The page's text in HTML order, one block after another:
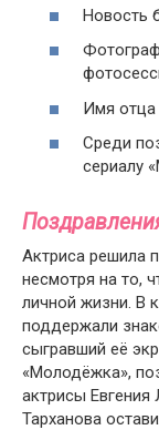
Новость
Имя отца
Среди
сериалу
Актриса решила
несмотря на то,
личной жизни. В
поддержали
сыгравший её
«Молодёжка»,
актрисы Евгения
Тарханова